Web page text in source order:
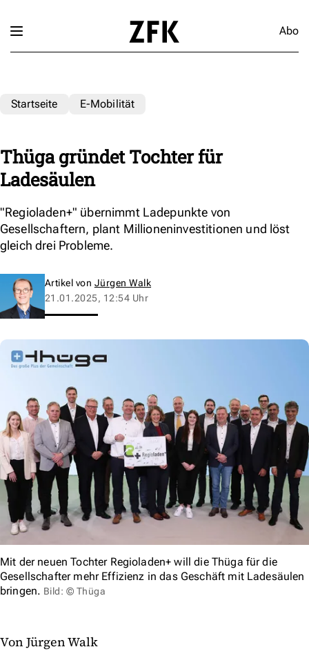
Abo
Startseite E-Mobilität
Thüga gründet Tochter für
Ladesäulen
"Regioladen+" übernimmt Ladepunkte von
Gesellschaftern, plant Millioneninvestitionen und löst
gleich drei Probleme.
Artikel von Jürgen Walk
21.01.2025, 12:54 Uhr
Mit der neuen Tochter Regioladen+ will die Thüga für die
Gesellschafter mehr Effizienz in das Geschäft mit Ladesäulen
bringen. Bild: © Thüga
Von Jürgen Walk